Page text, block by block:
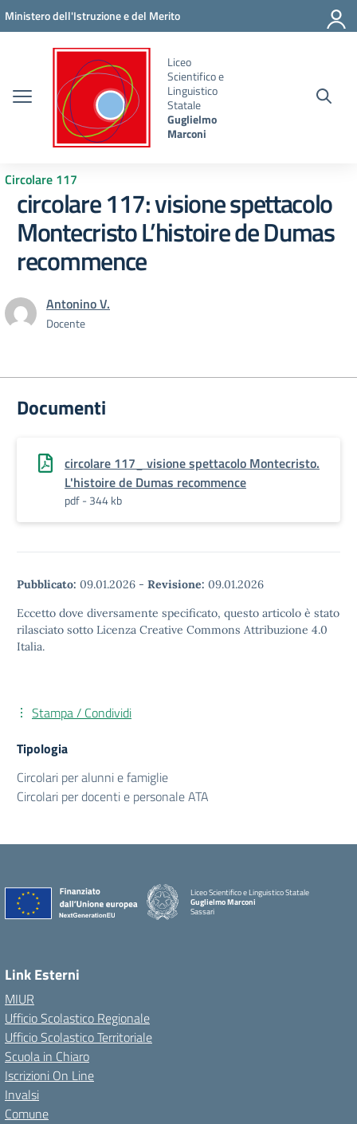
Vai ai contenuti
Vai al menu di navigazione
Vai al footer
Ministero dell'Istruzione e del Merito
Liceo
Scientifico e
Linguistico
Statale
Guglielmo
Marconi
Circolare 117
circolare 117: visione spettacolo
Montecristo L’histoire de Dumas
recommence
Antonino V.
Docente
Documenti
circolare 117_ visione spettacolo Montecristo.
L'histoire de Dumas recommence
pdf - 344 kb
Pubblicato: 09.01.2026 - Revisione: 09.01.2026
Eccetto dove diversamente specificato, questo articolo è stato
rilasciato sotto Licenza Creative Commons Attribuzione 4.0
Italia.
Stampa / Condividi
Tipologia
Circolari per alunni e famiglie
Circolari per docenti e personale ATA
Liceo Scientifico e Linguistico Statale
Guglielmo Marconi
Sassari
Link Esterni
MIUR
Ufficio Scolastico Regionale
Ufficio Scolastico Territoriale
Scuola in Chiaro
Iscrizioni On Line
Invalsi
Comune